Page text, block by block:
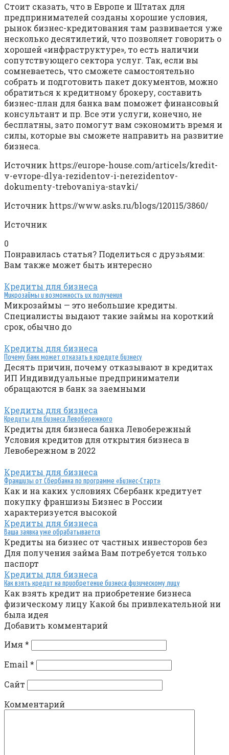
Стоит сказать, что в Европе и Штатах для
предпринимателей созданы хорошие условия,
рынок бизнес-кредитования там развивается уже
несколько десятилетий, что позволяет говорить о
хорошей «инфраструктуре», то есть наличии
сопутствующего сектора услуг. Так, если вы
сомневаетесь, что сможете самостоятельно
собрать и подготовить пакет документов, можно
обратиться к кредитному брокеру, составить
бизнес-план для банка вам поможет финансовый
консультант и пр. Все эти услуги, конечно, не
бесплатны, зато помогут вам сэкономить время и
силы, которые вы сможете направить на развитие
бизнеса.
Источник https://europe-house.com/articels/kredit-
v-evrope-dlya-rezidentov-i-nerezidentov-
dokumenty-trebovaniya-stavki/
Источник https://www.asks.ru/blogs/120115/3860/
Источник
0
Понравилась статья? Поделиться с друзьями:
Вам также может быть интересно
Кредиты для бизнеса
Микрозаймы и возможность их получения
Микрозаймы — это небольшие кредиты.
Специалисты выдают такие займы на короткий
срок, обычно до
Кредиты для бизнеса
Почему банк может отказать в кредите бизнесу
Десять причин, почему отказывают в кредитах
ИП Индивидуальные предприниматели
обращаются в банк за заемными
Кредиты для бизнеса
Кредиты для бизнеса Левобережного
Кредиты для бизнеса банка Левобережный
Условия кредитов для открытия бизнеса в
Левобережном в 2022
Кредиты для бизнеса
Франшизы от Сбербанка по программе «Бизнес-Старт»
Как и на каких условиях Сбербанк кредитует
покупку франшизы Бизнес в России
характеризуется высокой
Кредиты для бизнеса
Ваша заявка уже обрабатывается
Кредиты на бизнес от частных инвесторов без
Для получения займа Вам потребуется только
паспорт
Кредиты для бизнеса
Как взять кредит на приобретение бизнеса физическому лицу
Как взять кредит на приобретение бизнеса
физическому лицу Какой бы привлекательной ни
была идея
Добавить комментарий
Имя *
Email *
Сайт
Комментарий